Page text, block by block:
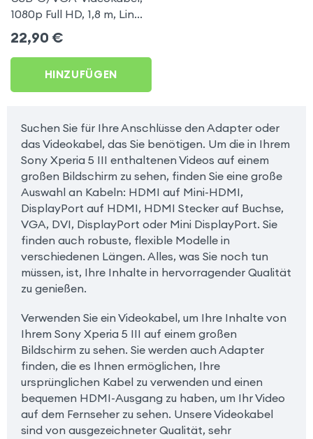
1080p Full HD, 1,8 m, LinQ
für Sony Xperia 5 III
22,90 €
HINZUFÜGEN
Suchen Sie für Ihre Anschlüsse den Adapter oder
das Videokabel, das Sie benötigen. Um die in Ihrem
Sony Xperia 5 III enthaltenen Videos auf einem
großen Bildschirm zu sehen, finden Sie eine große
Auswahl an Kabeln: HDMI auf Mini-HDMI,
DisplayPort auf HDMI, HDMI Stecker auf Buchse,
VGA, DVI, DisplayPort oder Mini DisplayPort. Sie
finden auch robuste, flexible Modelle in
verschiedenen Längen. Alles, was Sie noch tun
müssen, ist, Ihre Inhalte in hervorragender Qualität
zu genießen.
Verwenden Sie ein Videokabel, um Ihre Inhalte von
Ihrem Sony Xperia 5 III auf einem großen
Bildschirm zu sehen. Sie werden auch Adapter
finden, die es Ihnen ermöglichen, Ihre
ursprünglichen Kabel zu verwenden und einen
bequemen HDMI-Ausgang zu haben, um Ihr Video
auf dem Fernseher zu sehen. Unsere Videokabel
sind von ausgezeichneter Qualität, sehr